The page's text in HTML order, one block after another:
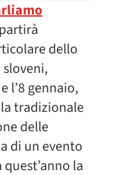
dello
l’8 gennaio,
tradizionale
delle
di un evento
la